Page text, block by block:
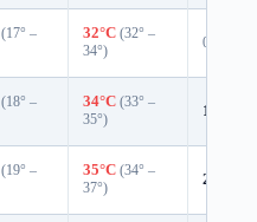
(17° –
32°C (32° –
34°)
0%
(18° –
34°C (33° –
35°)
1%
(19° –
35°C (34° –
37°)
2%